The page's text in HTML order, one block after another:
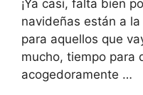
¡Ya casi, falta bien
navideñas están a
para aquellos que
mucho, tiempo para
acogedoramente …